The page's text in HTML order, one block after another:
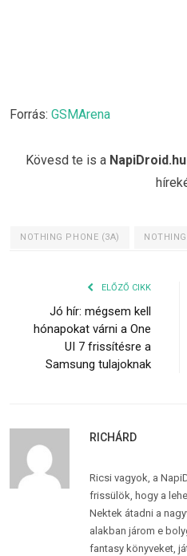
Forrás: GSMArena
Kövesd te is a NapiDroid.hu
NOTHING PHONE (3A)
ELŐZŐ CIKK
Jó hír: mégsem kell
hónapokat várni a One
UI 7 frissítésre a
Samsung tulajoknak
RICHÁRD
Ricsi vagyok, a
frissülök, hogy a
Nektek átadni a
alakban járom e
fantasy könyveket,